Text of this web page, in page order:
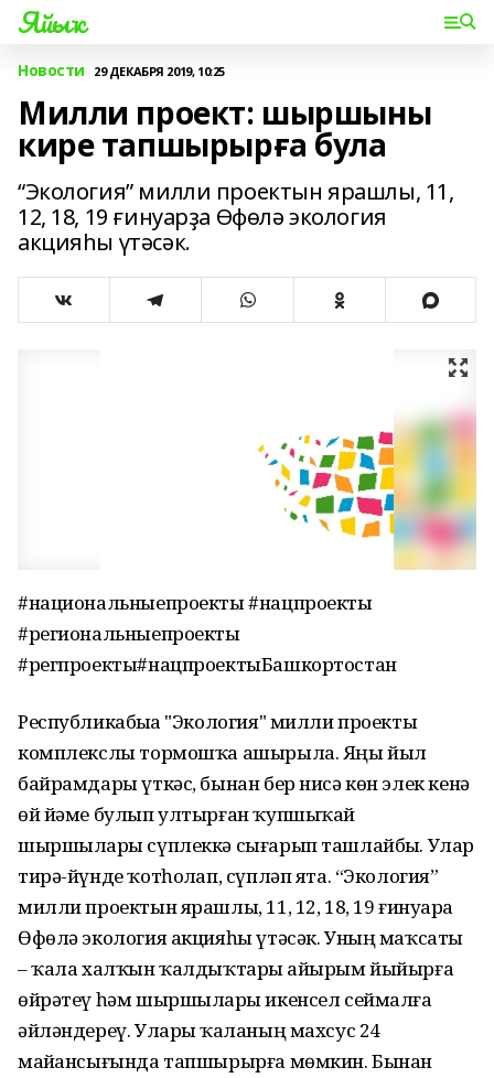
Яйыҡ
Новости 29 ДЕКАБРЯ 2019, 10:25
Милли проект: шыршыны
кире тапшырырға була
“Экология” милли проектын ярашлы, 11,
12, 18, 19 ғинуарҙа Өфөлә экология
акцияһы үтәсәк.
#национальныепроекты #нацпроекты
#региональныепроекты
#регпроекты#нацпроектыБашкортостан
Республикабыҙҙа "Экология" милли проекты
комплекслы тормошҡа ашырыла. Яңы йыл
байрамдары үткәс, бынан бер нисә көн элек кенә
өй йәме булып ултырған ҡупшыҡай
шыршыларҙы сүплеккә сығарып ташлайбыҙ. Улар
тирә-йүнде ҡотһоҙлап, сүпләп ята. “Экология”
милли проектын ярашлы, 11, 12, 18, 19 ғинуарҙа
Өфөлә экология акцияһы үтәсәк. Уның маҡсаты
– ҡала халҡын ҡалдыҡтарҙы айырым йыйырға
өйрәтеү һәм шыршыларҙы икенсел сеймалға
әйләндереү. Уларҙы ҡаланың махсус 24
майҙансығында тапшырырға мөмкин. Бынан